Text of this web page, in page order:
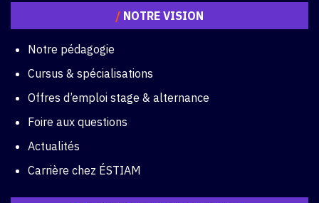
/ NOTRE VISION
Notre pédagogie
Cursus & spécialisations
Offres d’emploi stage & alternance
Foire aux questions
Actualités
Carrière chez ÉSTIAM